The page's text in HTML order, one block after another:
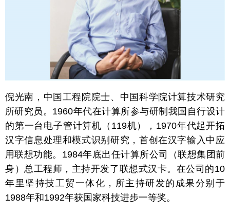
倪光南，中国工程院院士、中国科学院计算技术研究
所研究员。1960年代在计算所参与研制我国自行设计
的第一台电子管计算机（119机），1970年代起开拓
汉字信息处理和模式识别研究，首创在汉字输入中应
用联想功能。1984年底出任计算所公司（联想集团前
身）总工程师，主持开发了联想式汉卡。在公司的10
年里坚持技工贸一体化，所主持研发的成果分别于
1988年和1992年获国家科技进步一等奖。